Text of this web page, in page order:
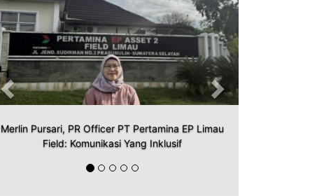
Merlin Pursari, PR Officer PT Pertamina EP Limau
Field: Komunikasi Yang Inklusif